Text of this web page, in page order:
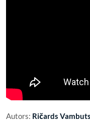
Autors: Ričards Vambuts